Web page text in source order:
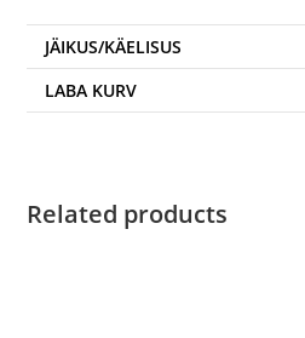
JÄIKUS/KÄELISUS
LABA KURV
Related products